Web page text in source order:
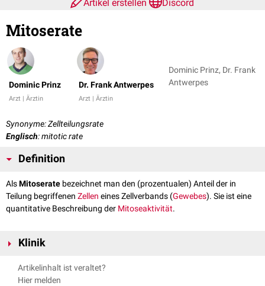
Artikel erstellen
Discord
Mitoserate
Dominic Prinz
Arzt | Ärztin
Dr. Frank Antwerpes
Arzt | Ärztin
Dominic Prinz, Dr. Frank
Antwerpes
Synonyme: Zellteilungsrate
Englisch: mitotic rate
Definition
AlsMitoserate bezeichnet man den (prozentualen) Anteil der in
Teilung begriffenen Zellen eines Zellverbands (Gewebes). Sie ist eine
quantitative Beschreibung der Mitoseaktivität.
Klinik
Die Mitoserate dient u.a. als Kriterium zur
Bestimmung des Differenzierungsgrades
Artikelinhalt ist veraltet?
Hier melden